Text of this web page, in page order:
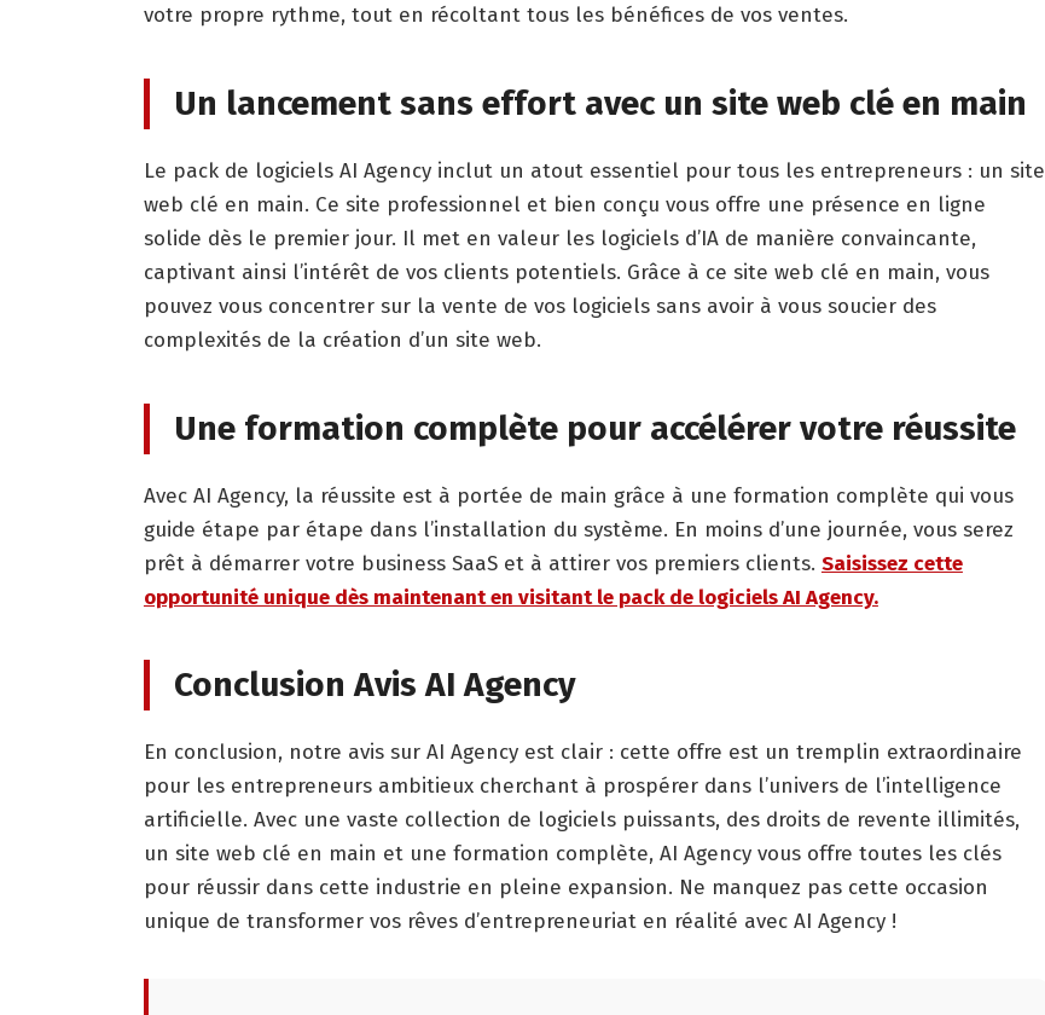
votre propre rythme, tout en récoltant tous les bénéfices de vos ventes.
Un lancement sans effort avec un site web clé en main
Le pack de logiciels AI Agency inclut un atout essentiel pour tous les entrepreneurs : un site
web clé en main. Ce site professionnel et bien conçu vous offre une présence en ligne
solide dès le premier jour. Il met en valeur les logiciels d’IA de manière convaincante,
captivant ainsi l’intérêt de vos clients potentiels. Grâce à ce site web clé en main, vous
pouvez vous concentrer sur la vente de vos logiciels sans avoir à vous soucier des
complexités de la création d’un site web.
Une formation complète pour accélérer votre réussite
Avec AI Agency, la réussite est à portée de main grâce à une formation complète qui vous
guide étape par étape dans l’installation du système. En moins d’une journée, vous serez
prêt à démarrer votre business SaaS et à attirer vos premiers clients. Saisissez cette
opportunité unique dès maintenant en visitant le pack de logiciels AI Agency.
Conclusion Avis AI Agency
En conclusion, notre avis sur AI Agency est clair : cette offre est un tremplin extraordinaire
pour les entrepreneurs ambitieux cherchant à prospérer dans l’univers de l’intelligence
artificielle. Avec une vaste collection de logiciels puissants, des droits de revente illimités,
un site web clé en main et une formation complète, AI Agency vous offre toutes les clés
pour réussir dans cette industrie en pleine expansion. Ne manquez pas cette occasion
unique de transformer vos rêves d’entrepreneuriat en réalité avec AI Agency !